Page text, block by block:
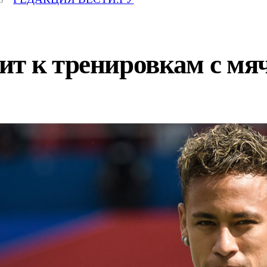
к тренировкам с